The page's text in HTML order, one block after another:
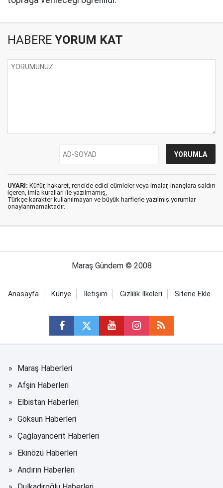
HABERE YORUM KAT
UYARI: Küfür, hakaret, rencide edici cümleler veya imalar, inançlara saldırı
içeren, imla kuralları ile yazılmamış,
Türkçe karakter kullanılmayan ve büyük harflerle yazılmış yorumlar
onaylanmamaktadır.
Maraş Gündem © 2008
Anasayfa Künye İletişim Gizlilik İlkeleri Sitene Ekle
Maraş Haberleri
Afşin Haberleri
Elbistan Haberleri
Göksun Haberleri
Çağlayancerit Haberleri
Ekinözü Haberleri
Andırın Haberleri